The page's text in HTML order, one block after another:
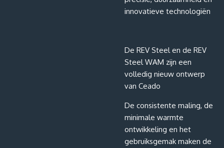
innovatieve technologiën
De REV Steel en de REV
Steel WAM zijn een
volledig nieuw ontwerp
van Ceado
De consistente maling, de
minimale warmte
ontwikkeling en het
gebruiksgemak maken de